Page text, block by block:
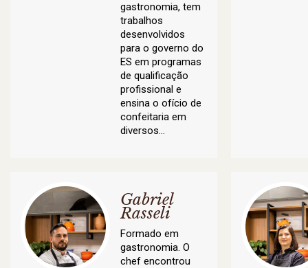
gastronomia, tem
trabalhos
desenvolvidos
para o governo do
ES em programas
de qualificação
profissional e
ensina o ofício de
confeitaria em
diversos…
Gabriel
Rasseli
Formado em
gastronomia. O
chef encontrou